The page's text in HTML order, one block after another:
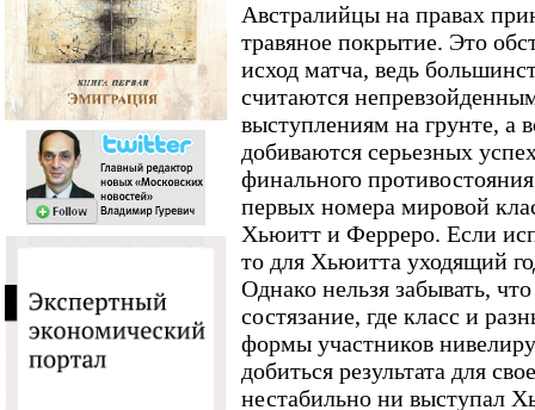
Австралийцы на правах
травяное покрытие. Это
исход матча, ведь
считаются
выступлениям на грунте, а
добиваются серьезных
финального
первых номера мировой
Хьюитт и Ферреро. Если
то для Хьюитта уходящий
Однако нельзя забывать,
состязание, где класс и
формы участников
добиться результата для
нестабильно ни выступал